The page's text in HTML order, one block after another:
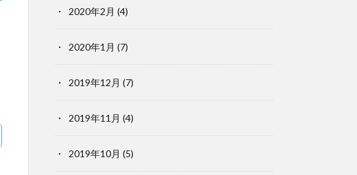
2020年2月 (4)
2020年1月 (7)
2019年12月 (7)
2019年11月 (4)
2019年10月 (5)